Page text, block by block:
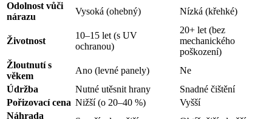
Odolnost vůči
nárazu
Vysoká (ohebný) Nízká (křehké)
Životnost
10–15 let (s UV
ochranou)
20+ let (bez
mechanického
poškození)
Žloutnutí s
věkem
Ano (levné panely)
Ne
Údržba
Nutné utěsnit hrany
Snadné čištění
Pořizovací cena Nižší (o 20–40 %)
Vyšší
Náhrada